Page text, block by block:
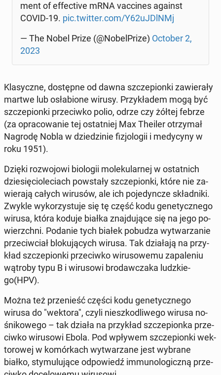
ment of ef­fec­ti­ve mRNA vac­ci­nes against
COVID-19. pic.twitter.com/Y62uJDlNMj
— The Nobel Prize (@No­bel­Pri­ze) October 2,
2023
Kla­sycz­ne, do­stęp­ne od dawna szcze­pion­ki za­wie­ra­ły
martwe lub osła­bio­ne wirusy. Przy­kła­dem mogą być
szcze­pion­ki prze­ciw­ko polio, odrze czy żółtej febrze
(za opra­co­wa­nie tej ostat­niej Max Theiler otrzy­mał
Nagrodę Nobla w dzie­dzi­nie fi­zjo­lo­gii i me­dy­cy­ny w
roku 1951).
Dzięki roz­wo­jo­wi bio­lo­gii mo­le­ku­lar­nej w ostat­nich
dzie­się­cio­le­ciach po­wsta­ły szcze­pion­ki, które nie za­
wie­ra­ją całych wirusów, ale ich po­je­dyn­cze skład­ni­ki.
Zwykle wy­ko­rzy­stu­je się tę część kodu ge­ne­tycz­ne­go
wirusa, która koduje białka znaj­du­ją­ce się na jego po­
wierzch­ni. Podanie tych białek pobudza wy­twa­rza­nie
prze­ciw­ciał blo­ku­ją­cych wirusa. Tak dzia­ła­ją na przy­
kład szcze­pion­ki prze­ciw­ko wi­ru­so­we­mu za­pa­le­niu
wątroby typu B i wi­ru­so­wi bro­daw­cza­ka ludz­kie­
go(HPV).
Można też prze­nieść części kodu ge­ne­tycz­ne­go
wirusa do "wektora", czyli nie­szko­dli­we­go wirusa no­
śni­ko­we­go – tak działa na przy­kład szcze­pion­ka prze­
ciw­ko wi­ru­so­wi Ebola. Pod wpływem szcze­pion­ki wek­
to­ro­wej w ko­mór­kach wy­twa­rza­ne jest wybrane
białko, sty­mu­lu­ją­ce od­po­wiedź im­mu­no­lo­gicz­ną prze­